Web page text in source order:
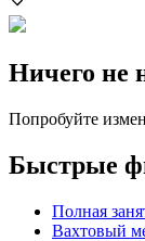
Ничего не
Попробуйте
Быстрые
Полная
Вахтовый